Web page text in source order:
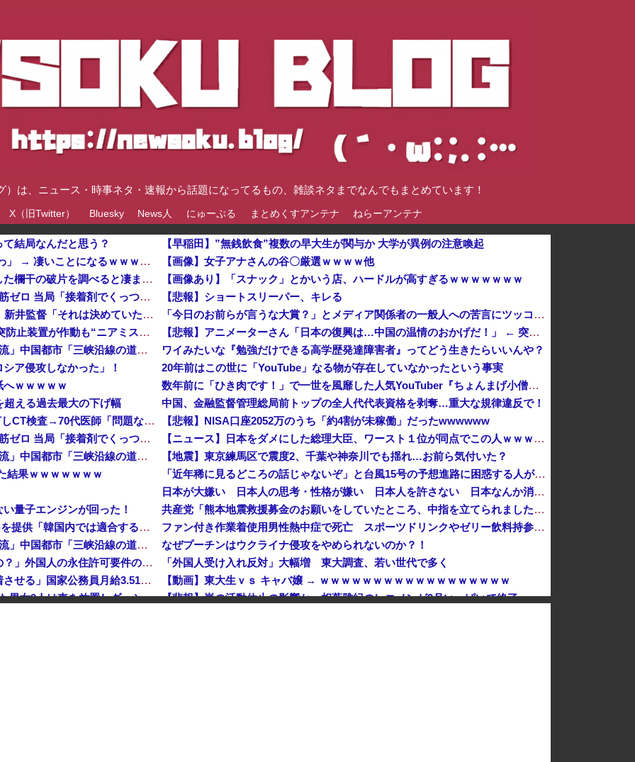
は、ニュース・時事ネタ・速報から話題になってるもの、雑談ネタまでなんでもまとめています！
X（旧Twitter） Bluesky News人 にゅーぷる まとめくすアンテナ ねらーアンテナ
結局なんだと思う？
会社「キミ、転勤ね」 男性社員「なら辞めますわ」 → 凄いことになるｗｗｗｗｗｗ
強風で欄干が全面的に倒壊した中国の橋、倒壊した欄干の破片を調べると凄まじい事実が発覚して……
【悲報】 中国、橋の欄干が強風一発で粉々に 鉄筋ゼロ 当局「接着剤でくっつけただけ」「正常で、品質問題はない」
カープアドゥワ誠『火消し→12回続投』に賛否。新井監督「それは決めていた」【監督談話/反省会】他
ANA機と国交省飛行検査機が異常接近 空中衝突防止装置が作動も“ニアミス認定せず” 国交省判断
中国「大洪水！」三峡ダム「9門開放！（全力放流」中国都市「三峡沿線の道路水没」中国政府「高速道路封鎖！」中国ダム「緊急放流に合わせて開門（土砂崩れ発生」→
ア侵攻しなかった」！
ｗｗｗｗｗ
超える過去最大の下げ幅
【速報】 中2男子、野球部の練習中に頭部を強打しCT検査→70代医師「問題ないです」→中学生死亡「他人のCT画像みてました」
【悲報】 中国、橋の欄干が強風一発で粉々に 鉄筋ゼロ 当局「接着剤でくっつけただけ」「正常で、品質問題はない」
中国「大洪水！」三峡ダム「9門開放！（全力放流」中国都市「三峡沿線の道路水没」中国政府「高速道路封鎖！」中国ダム「緊急放流に合わせて開門（土砂崩れ発生」→
結果ｗｗｗｗｗｗｗ
量子エンジンが回った！
【速報】 日本赤十字社、韓国に超希少血液Jr(a-)を提供「韓国内では適合する血液を確保できなかった」※今回で4回目
中国「大洪水！」三峡ダム「9門開放！（全力放流」中国都市「三峡沿線の道路水没」中国政府「高速道路封鎖！」中国ダム「緊急放流に合わせて開門（土砂崩れ発生」→
「あきれてモノが言えない」「国を維持できるの？」外国人の永住許可要件の厳格化で在日中国人の本音は？
高市総理「物価上昇を上回る賃上げを日本に定着させる」国家公務員月給3.51％増へ 地方公務員も追随する見通し
【鹿児島】 突然右折し路面電車と衝突 乗っていた男女3人は車を放置しダッシュで逃走中
【早稲田】”無銭飲食”複数の早大生が関与か 大学が異例の注意喚起
【画像】女子アナさんの谷〇厳選ｗｗｗｗ他
【画像あり】「スナック」とかいう店、ハードルが高すぎるｗｗｗｗｗｗｗ
【悲報】ショートスリーパー、キレる
「今日のお前らが言うな大賞？」とメディア関係者の一般人への苦言にツッコミ殺到、被災地の避難所でカメラまわすのは……
【悲報】アニメーターさん「日本の復興は…中国の温情のおかげだ！」 ← 突っ込み殺到 ｗｗｗｗｗｗｗｗｗ
ワイみたいな『勉強だけできる高学歴発達障害者』ってどう生きたらいいんや？
20年前はこの世に「YouTube」なる物が存在していなかったという事実
数年前に「ひき肉です！」で一世を風靡した人気YouTuber『ちょんまげ小僧』さん、とんでもないことになっていた
中国、金融監督管理総局前トップの全人代代表資格を剥奪…重大な規律違反で！
【悲報】NISA口座2052万のうち「約4割が未稼働」だったwwwwww
【ニュース】日本をダメにした総理大臣、ワースト１位が同点でこの人ｗｗｗｗｗｗ
【地震】東京練馬区で震度2、千葉や神奈川でも揺れ…お前ら気付いた？
「近年稀に見るどころの話じゃないぞ」と台風15号の予想進路に困惑する人が多数、偏西風が全く通用していないんだけど……
日本が大嫌い 日本人の思考・性格が嫌い 日本人を許さない 日本なんか消滅してほしい [8/8]
共産党「熊本地震救援募金のお願いをしていたところ、中指を立てられました。中指がメガネに当たり、危うく怪我をするところでした」
ファン付き作業着使用男性熱中症で死亡 スポーツドリンクやゼリー飲料持参も [8/8]
なぜプーチンはウクライナ侵攻をやめられないのか？！
「外国人受け入れ反対」大幅増 東大調査、若い世代で多く
【動画】東大生ｖｓ キャバ嬢 → ｗｗｗｗｗｗｗｗｗｗｗｗｗｗｗｗｗｗ
【悲報】嵐の活動休止の影響か…相葉雅紀のレコメンが9月いっぱいで終了へ